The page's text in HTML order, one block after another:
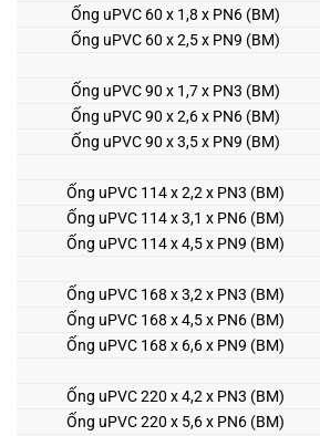
Ống uPVC 60 x 1,8 x PN6 (BM)
Ống uPVC 60 x 2,5 x PN9 (BM)
Ống uPVC 90 x 1,7 x PN3 (BM)
Ống uPVC 90 x 2,6 x PN6 (BM)
Ống uPVC 90 x 3,5 x PN9 (BM)
Ống uPVC 114 x 2,2 x PN3 (BM)
Ống uPVC 114 x 3,1 x PN6 (BM)
Ống uPVC 114 x 4,5 x PN9 (BM)
Ống uPVC 168 x 3,2 x PN3 (BM)
Ống uPVC 168 x 4,5 x PN6 (BM)
Ống uPVC 168 x 6,6 x PN9 (BM)
Ống uPVC 220 x 4,2 x PN3 (BM)
Ống uPVC 220 x 5,6 x PN6 (BM)